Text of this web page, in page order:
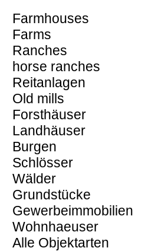
Farmhouses
Farms
Ranches
horse ranches
Reitanlagen
Old mills
Forsthäuser
Landhäuser
Burgen
Schlösser
Wälder
Grundstücke
Gewerbeimmobilien
Wohnhaeuser
Alle Objektarten